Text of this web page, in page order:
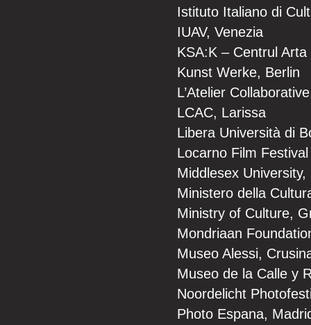
Istituto Italiano di
IUAV, Venezia
KSA:K – Centrul
Kunst Werke, Berlin
L’Atelier
LCAC, Larissa
Libera Università di
Locarno Film Festival
Middlesex University,
Ministero della
Ministry of Culture,
Mondriaan
Museo Alessi,
Museo de la Calle y
Noordelicht
Photo Espana,